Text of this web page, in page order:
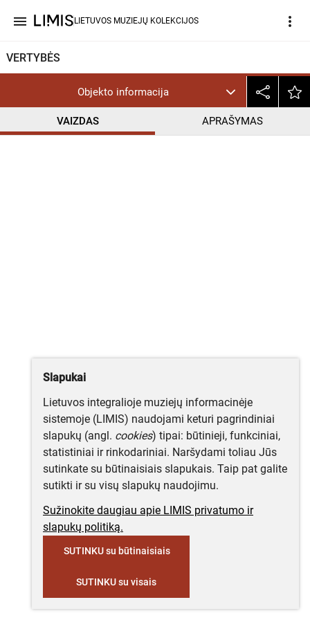
menu LIETUVOS MUZIEJŲ KOLEKCIJOS more_vert
VERTYBĖS
Objekto informacija
VAIZDAS APRAŠYMAS
Slapukai
Lietuvos integralioje muziejų informacinėje
sistemoje (LIMIS) naudojami keturi pagrindiniai
slapukų (angl. cookies) tipai: būtinieji, funkciniai,
statistiniai ir rinkodariniai. Naršydami toliau Jūs
sutinkate su būtinaisiais slapukais. Taip pat galite
sutikti ir su visų slapukų naudojimu.
Sužinokite daugiau apie LIMIS privatumo ir
slapukų politiką.
SUTINKU su būtinaisiais
SUTINKU su visais